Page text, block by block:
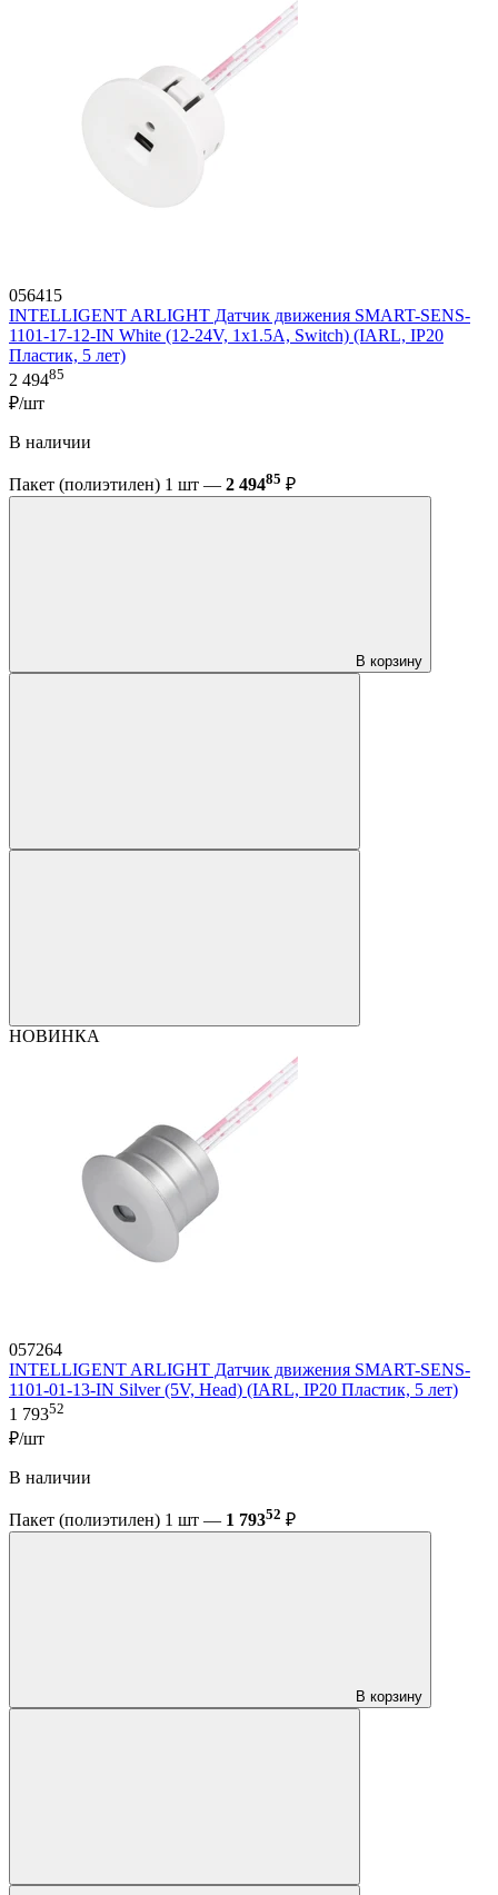
056415
INTELLIGENT ARLIGHT Датчик движения SMART-SENS-
1101-17-12-IN White (12-24V, 1x1.5A, Switch) (IARL, IP20
Пластик, 5 лет)
2 49485
₽/шт
В наличии
Пакет (полиэтилен) 1 шт — 2 49485 ₽
В корзину
НОВИНКА
057264
INTELLIGENT ARLIGHT Датчик движения SMART-SENS-
1101-01-13-IN Silver (5V, Head) (IARL, IP20 Пластик, 5 лет)
1 79352
₽/шт
В наличии
Пакет (полиэтилен) 1 шт — 1 79352 ₽
В корзину